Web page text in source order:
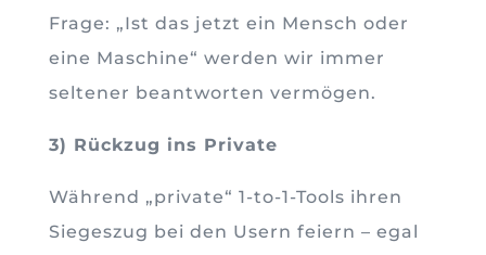
Frage: „Ist das jetzt ein Mensch oder
eine Maschine“ werden wir immer
seltener beantworten vermögen.
3) Rückzug ins Private
Während „private“ 1-to-1-Tools ihren
Siegeszug bei den Usern feiern – egal